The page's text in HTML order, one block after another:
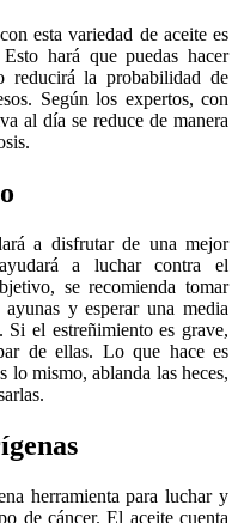
esta variedad de aceite es
hará que puedas hacer
reducirá la probabilidad de
Según los expertos, con
al día se reduce de manera
a disfrutar de una mejor
a luchar contra el
se recomienda tomar
y esperar una media
Si el estreñimiento es grave,
de ellas. Lo que hace es
lo mismo, ablanda las heces,
herramienta para luchar y
de cáncer. El aceite cuenta